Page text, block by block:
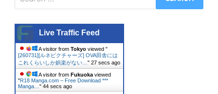
for:
Live Traffic Feed
A visitor from Tokyo viewed "
[260731][ルネピクチャーズ] OVA田舎には
これくらいしか娯楽がない… " 27 secs ago
A visitor from Fukuoka viewed
"R18 Manga.com – Free Download ***
Manga… " 44 secs ago